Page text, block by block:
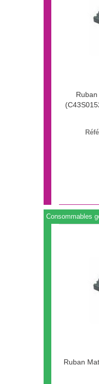
Consommables
Ruban